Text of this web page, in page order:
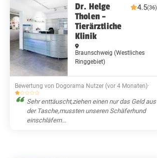
Dr. Helge
Tholen –
Tierärztliche
Klinik
4.5(36)
Braunschweig (Westliches
Ringgebiet)
Bewertung von Dogorama Nutzer (vor 4 Monaten)·
Sehr enttäuscht,ziehen einen nur das Geld aus
der Tasche,mussten unseren Schäferhund
einschläfern...